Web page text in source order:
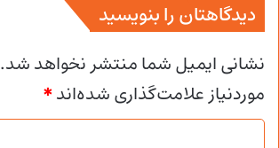
دیدگاهتان را بنویسید
نشانی ایمیل شما منتشر نخواهد شد.
موردنیاز علامت‌گذاری شده‌اند*
د